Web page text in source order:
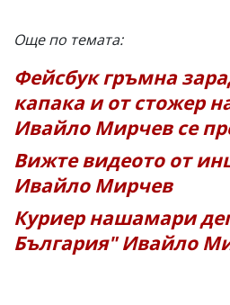
Още по темата:
Фейсбук гръмна
капака и от стожер
Ивайло Мирчев се
Вижте видеото от
Ивайло Мирчев
Куриер нашамари
България" Ивайло